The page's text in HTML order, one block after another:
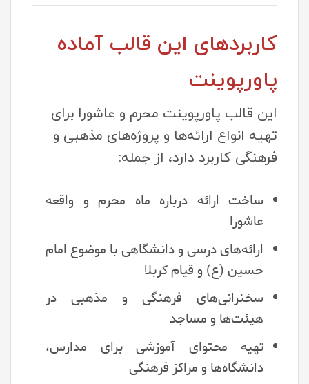
کاربردهای این قالب آماده
پاورپوینت
این قالب پاورپوینت محرم و عاشورا برای
تهیه انواع ارائه‌ها و پروژه‌های مذهبی و
فرهنگی کاربرد دارد، از جمله:
ساخت ارائه درباره ماه محرم و واقعه
عاشورا
ارائه‌های درسی و دانشگاهی با موضوع امام
حسین (ع) و قیام کربلا
سخنرانی‌های فرهنگی و مذهبی در
هیئت‌ها و مساجد
تهیه محتوای آموزشی برای مدارس،
دانشگاه‌ها و مراکز فرهنگی